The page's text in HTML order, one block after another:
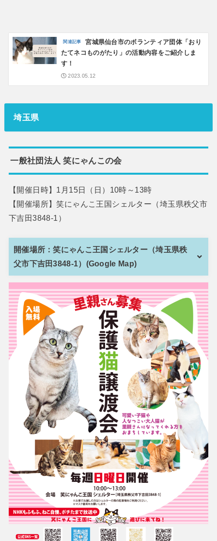
宮城県仙台市のボランティア団体「おり
たてネコものがたり」の活動内容をご紹介しま
す！
2023.05.12
埼玉県
一般社団法人 笑にゃんこの会
【開催日時】1月15日（日）10時～13時
【開催場所】笑にゃんこ王国シェルター（埼玉県秩父市
下吉田3848-1）
開催場所：笑にゃんこ王国シェルター（埼玉県秩
父市下吉田3848-1）(Google Map)